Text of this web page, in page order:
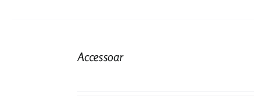
Accessoar